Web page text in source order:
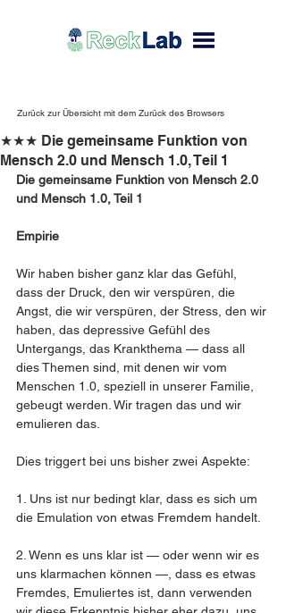
Zurück zur Übersicht mit dem Zurück des Browsers
★★★ Die gemeinsame Funktion von
Mensch 2.0 und Mensch 1.0, Teil 1
Die gemeinsame Funktion von Mensch 2.0
und Mensch 1.0, Teil 1
Empirie
Wir haben bisher ganz klar das Gefühl,
dass der Druck, den wir verspüren, die
Angst, die wir verspüren, der Stress, den wir
haben, das depressive Gefühl des
Untergangs, das Krankthema — dass all
dies Themen sind, mit denen wir vom
Menschen 1.0, speziell in unserer Familie,
gebeugt werden. Wir tragen das und wir
emulieren das.
Dies triggert bei uns bisher zwei Aspekte:
1. Uns ist nur bedingt klar, dass es sich um
die Emulation von etwas Fremdem handelt.
2. Wenn es uns klar ist — oder wenn wir es
uns klarmachen können —, dass es etwas
Fremdes, Emuliertes ist, dann verwenden